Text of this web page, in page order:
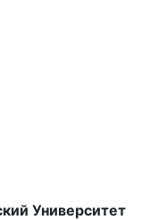
Университет